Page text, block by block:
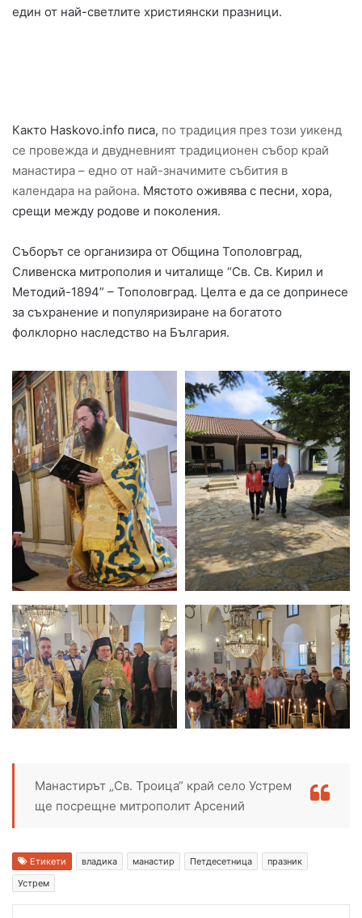
един от най-светлите християнски празници.
Както Haskovo.info писа, по традиция през този уикенд
се провежда и двудневният традиционен събор край
манастира – едно от най-значимите събития в
календара на района. Мястото оживява с песни, хора,
срещи между родове и поколения.
Съборът се организира от Община Тополовград,
Сливенска митрополия и читалище “Св. Св. Кирил и
Методий-1894” – Тополовград. Целта е да се допринесе
за съхранение и популяризиране на богатото
фолклорно наследство на България.
Манастирът „Св. Троица“ край село Устрем
ще посрещне митрополит Арсений
Етикети владика манастир Петдесетница
празник
Устрем